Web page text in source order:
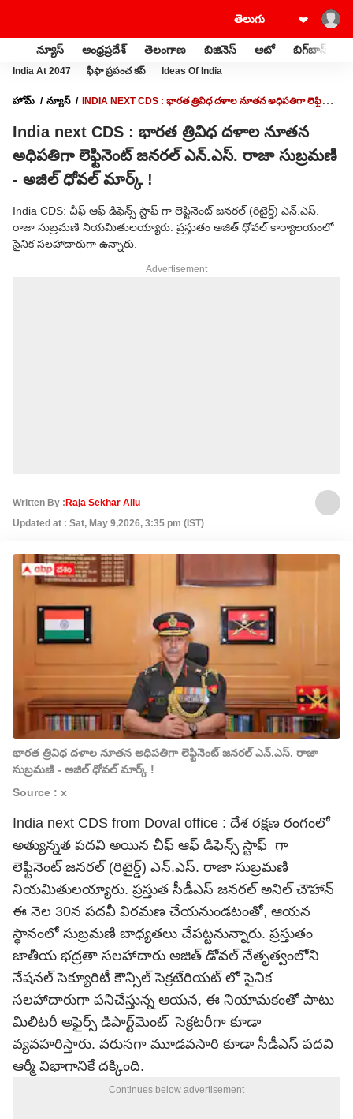
న్యూస్ ఆంధ్రప్రదేశ్ తెలంగాణ బిజినెస్ ఆటో బిగ్‌బాస్
India At 2047 ఫీఫా ప్రపంచ కప్ Ideas Of India
హోమ్ న్యూస్
INDIA NEXT CDS : భారత త్రివిధ దళాల నూతన అధిపతిగా లెఫ్టినెంట్
India next CDS : భారత త్రివిధ దళాల నూతన
అధిపతిగా లెఫ్టినెంట్ జనరల్ ఎన్.ఎస్. రాజా సుబ్రమణి
- అజిల్ ధోవల్ మార్క్ !
India CDS: చీఫ్ ఆఫ్ డిఫెన్స్ స్టాఫ్ గా లెఫ్టినెంట్ జనరల్ (రిటైర్డ్) ఎన్.ఎస్.
రాజా సుబ్రమణి నియమితులయ్యారు. ప్రస్తుతం అజిత్ ధోవల్ కార్యాలయంలో
సైనిక సలహాదారుగా ఉన్నారు.
Advertisement
Written By : Raja Sekhar Allu
Updated at : Sat, May 9,2026, 3:35 pm (IST)
భారత త్రివిధ దళాల నూతన అధిపతిగా లెఫ్టినెంట్ జనరల్ ఎన్.ఎస్. రాజా
సుబ్రమణి - అజిల్ ధోవల్ మార్క్ !
Source : x
India next CDS from Doval office : దేశ రక్షణ రంగంలో
అత్యున్నత పదవి అయిన చీఫ్ ఆఫ్ డిఫెన్స్ స్టాఫ్ గా
లెఫ్టినెంట్ జనరల్ (రిటైర్డ్) ఎన్.ఎస్. రాజా సుబ్రమణి
నియమితులయ్యారు. ప్రస్తుత సీడీఎస్ జనరల్ అనిల్ చౌహాన్
ఈ నెల 30న పదవీ విరమణ చేయనుండటంతో, ఆయన
స్థానంలో సుబ్రమణి బాధ్యతలు చేపట్టనున్నారు. ప్రస్తుతం
జాతీయ భద్రతా సలహాదారు అజిత్ డోవల్ నేతృత్వంలోని
నేషనల్ సెక్యూరిటీ కౌన్సిల్ సెక్రటేరియట్ లో సైనిక
సలహాదారుగా పనిచేస్తున్న ఆయన, ఈ నియామకంతో పాటు
మిలిటరీ అఫైర్స్ డిపార్ట్‌మెంట్ సెక్రటరీగా కూడా
వ్యవహరిస్తారు. వరుసగా మూడవసారి కూడా సీడీఎస్ పదవి
ఆర్మీ విభాగానికే దక్కింది.
Continues below advertisement